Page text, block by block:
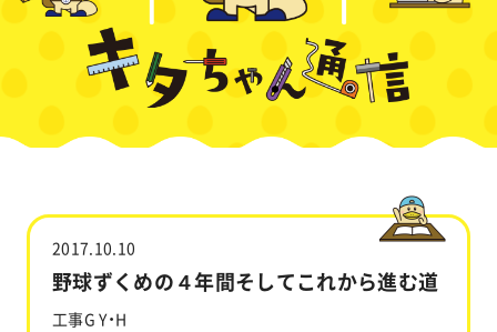
2017.10.10
野球ずくめの４年間そしてこれから進む道
工事G Y・H
リフォーム